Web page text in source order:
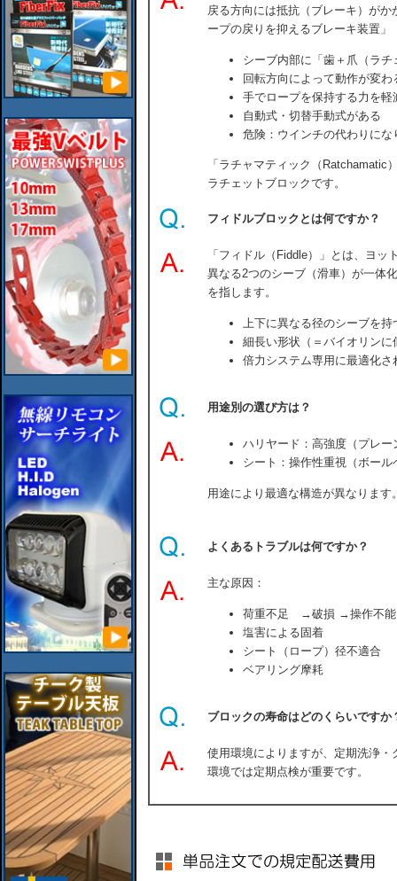
戻る方向には抵抗（ブレーキ）が
ープの戻りを抑えるブレーキ装置」
シーブ内部に「歯＋爪（ラチ
回転方向によって動作が変わ
手でロープを保持する力を軽
自動式・切替手動式がある
危険：ウインチの代わりにな
「ラチャマティック（Ratchamatic
ラチェットブロックです。
フィドルブロックとは何ですか？
「フィドル（Fiddle）」とは、ヨ
異なる2つのシーブ（滑車）が一体
を指します。
上下に異なる径のシーブを
細長い形状（＝バイオリンに
倍力システム専用に最適化さ
用途別の選び方は？
ハリヤード：高強度（プレー
シート：操作性重視（ボール
用途により最適な構造が異なります
よくあるトラブルは何ですか？
主な原因：
荷重不足 →破損 →操作不
塩害による固着
シート（ロープ）径不適合
ベアリング摩耗
ブロックの寿命はどのくらいですか
使用環境によりますが、定期洗浄
環境では定期点検が重要です。